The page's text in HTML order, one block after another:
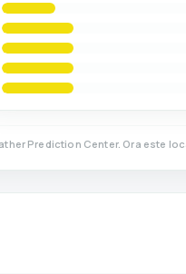
Prediction Center. Ora este